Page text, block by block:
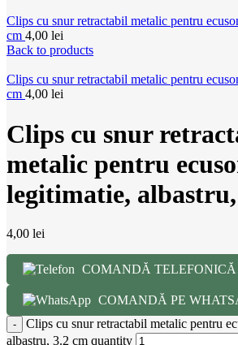
Clips cu snur retractabil metalic pentru
cm 4,00 lei
Back to products
Clips cu snur retractabil metalic pentru
cm 4,00 lei
Clips cu snur
metalic pentru
legitimatie,
4,00 lei
COMANDĂ TELEFONICĂ
COMANDĂ PE
Clips cu snur retractabil metalic pentru
albastru, 3.2 cm quantity